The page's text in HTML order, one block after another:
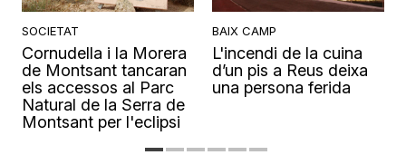
SOCIETAT
Cornudella i la Morera
de Montsant tancaran
els accessos al Parc
Natural de la Serra de
Montsant per l'eclipsi
BAIX CAMP
L'incendi de la cuina
d’un pis a Reus deixa
una persona ferida